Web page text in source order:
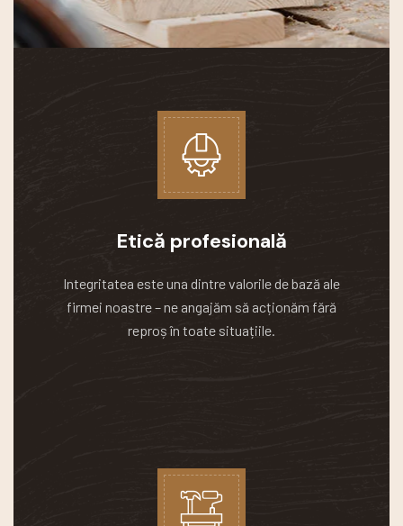
Etică profesională
Integritatea este una dintre valorile de bază ale
firmei noastre – ne angajăm să acționăm fără
reproș în toate situațiile.